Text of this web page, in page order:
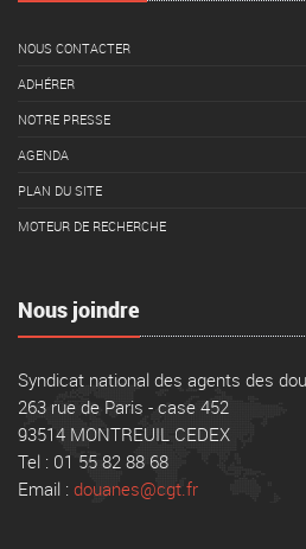
NOUS CONTACTER
ADHÉRER
NOTRE PRESSE
AGENDA
PLAN DU SITE
MOTEUR DE RECHERCHE
Nous joindre
Syndicat national des agents des
263 rue de Paris - case 452
93514 MONTREUIL CEDEX
Tel : 01 55 82 88 68
Email : douanes@cgt.fr